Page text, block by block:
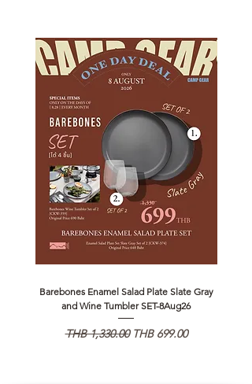
Barebones Enamel Salad Plate Slate Gray
and Wine Tumbler SET-8Aug26
通常価格
THB 1,330.00 セール価格
THB 699.00